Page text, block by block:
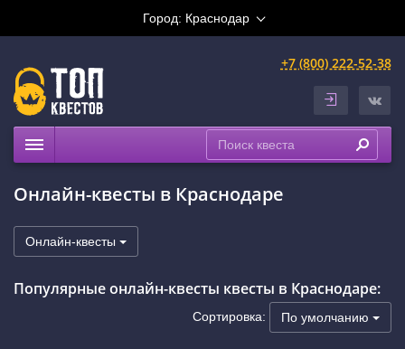
Город: Краснодар
+7 (800) 222-52-38
Выездные
Расписание
Рейтинги
На карте
Онлайн-квесты в Краснодаре
Онлайн-квесты
Популярные онлайн-квесты квесты в Краснодаре:
Сортировка: По умолчанию